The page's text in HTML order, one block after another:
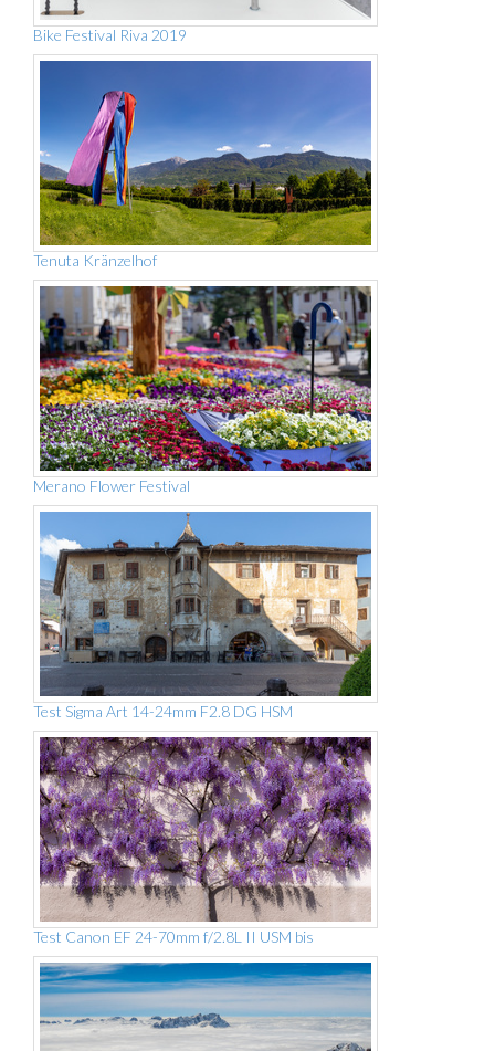
Bike Festival Riva 2019
Tenuta Kränzelhof
Merano Flower Festival
Test Sigma Art 14-24mm F2.8 DG HSM
Test Canon EF 24-70mm f/2.8L II USM bis